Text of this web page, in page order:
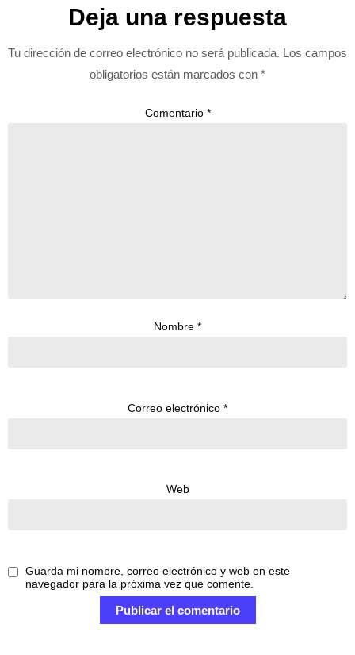
Deja una respuesta
Tu dirección de correo electrónico no será publicada. Los campos
obligatorios están marcados con *
Comentario *
Nombre *
Correo electrónico *
Web
Guarda mi nombre, correo electrónico y web en este
navegador para la próxima vez que comente.